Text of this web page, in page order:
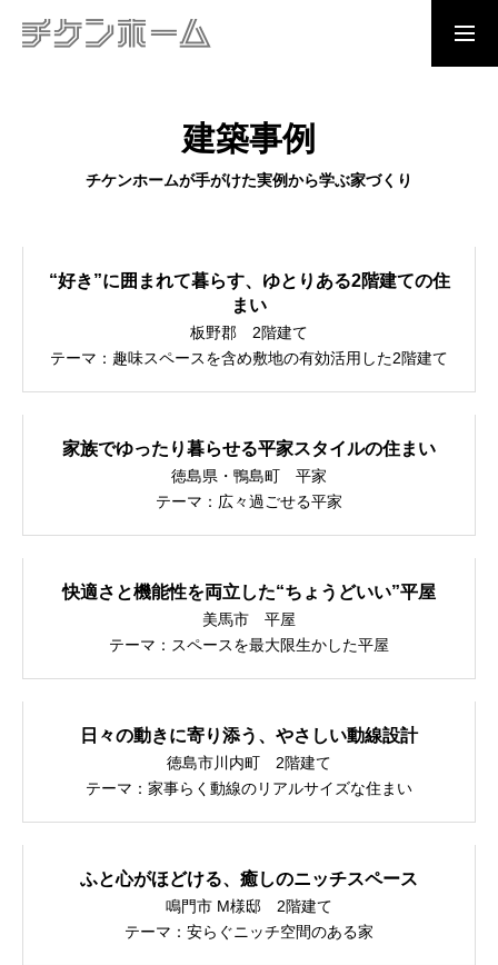
CHIKEN QUALITY
チケンホームの住まいづくり
イベント情報
展示場
不動産情報
チケンホームが手がけた実例から学ぶ家づくり
ラインナップ
自由設計でご提案するチケンホームの住宅。 ひとクラス上の「満足」をご提案します。
家づくりコラム
徳島・香川で後悔しない家づくりのヒントをお届けします
チケンホームのGXへの取り組みについ
建築事例
チケンホームが手がけた実例から学ぶ家づくり
“好き”に囲まれて暮らす、ゆとりある2階建ての住
まい
板野郡 2階建て
テーマ：趣味スペースを含め敷地の有効活用した2階建て
家族でゆったり暮らせる平家スタイルの住まい
徳島県・鴨島町 平家
テーマ：広々過ごせる平家
快適さと機能性を両立した“ちょうどいい”平屋
美馬市 平屋
テーマ：スペースを最大限生かした平屋
日々の動きに寄り添う、やさしい動線設計
徳島市川内町 2階建て
テーマ：家事らく動線のリアルサイズな住まい
ふと心がほどける、癒しのニッチスペース
鳴門市 M様邸 2階建て
テーマ：安らぐニッチ空間のある家